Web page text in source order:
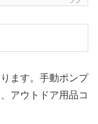
ます。手動ポンプ
アウトドア用品コ